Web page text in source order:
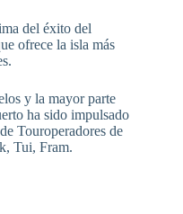
del éxito del
ofrece la isla más
y la mayor parte
ha sido impulsado
Touroperadores de
Tui, Fram.